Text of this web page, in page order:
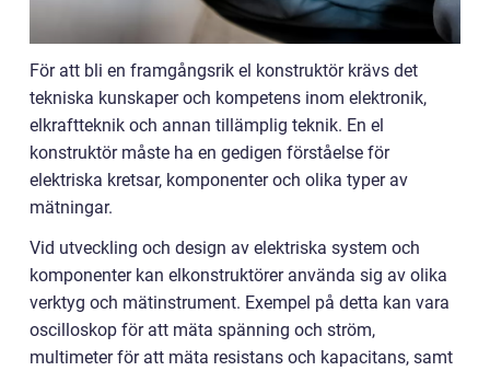
För att bli en framgångsrik el konstruktör krävs det
tekniska kunskaper och kompetens inom elektronik,
elkraftteknik och annan tillämplig teknik. En el
konstruktör måste ha en gedigen förståelse för
elektriska kretsar, komponenter och olika typer av
mätningar.
Vid utveckling och design av elektriska system och
komponenter kan elkonstruktörer använda sig av olika
verktyg och mätinstrument. Exempel på detta kan vara
oscilloskop för att mäta spänning och ström,
multimeter för att mäta resistans och kapacitans, samt